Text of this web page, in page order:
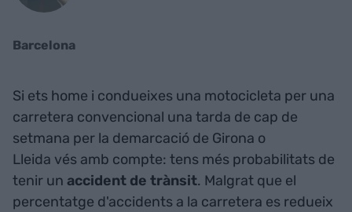
Barcelona
Si ets home i condueixes una motocicleta per una
carretera convencional una tarda de cap de
setmana per la demarcació de Girona o
Lleida vés amb compte: tens més probabilitats de
tenir un accident de trànsit. Malgrat que el
percentatge d'accidents a la carretera es redueix